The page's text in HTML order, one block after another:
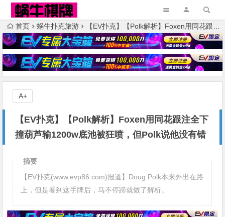
首页 蜗牛扑克旅游 【EV扑克】【Polk解析】Foxen用同花跟注全下撞葫芦输1200w底池被狂喷，但Polk说他没有错
【EV扑克】【Polk解析】Foxen用同花跟注全下
撞葫芦输1200w底池被狂喷，但Polk说他没有错
A+
摘要
【EV扑克(www.evp86.com)报道】Doug Polk本来外出在路
上，但是看到这手牌后，马不停蹄就做了解析。